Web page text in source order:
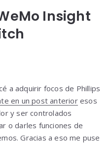
Insight
a adquirir focos de Phillips
en un post anterioresos
y ser controlados
o darles funciones de
Gracias a eso me puse